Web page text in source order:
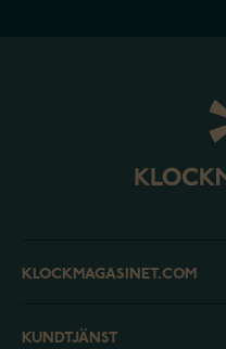
KLOCKMAGASINET.COM
KUNDTJÄNST